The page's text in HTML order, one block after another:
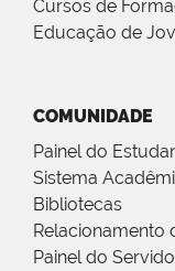
Cursos de
Educação de
COMUNIDADE
Painel do
Sistema
Bibliotecas
Relacionamento
Painel do